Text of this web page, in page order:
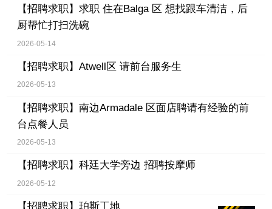
【招聘求职】 求职 住在Balga 区 想找跟车清洁，后
厨帮忙打扫洗碗
2026-05-14
【招聘求职】 Atwell区 请前台服务生
2026-05-13
【招聘求职】 南边Armadale 区面店聘请有经验的前
台点餐人员
2026-05-13
【招聘求职】 科廷大学旁边 招聘按摩师
2026-05-12
【招聘求职】 珀斯工地